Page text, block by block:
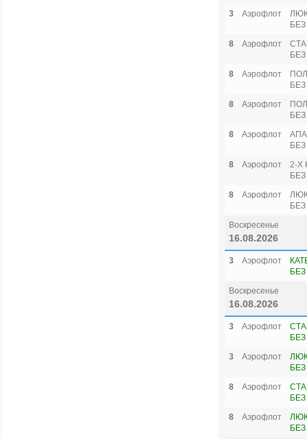
3
Аэрофлот
8
Аэрофлот
8
Аэрофлот
8
Аэрофлот
8
Аэрофлот
8
Аэрофлот
2-Х
8
Аэрофлот
Воскресенье
16.08.2026
3 Аэрофлот
Воскресенье
16.08.2026
3 Аэрофлот
3
Аэрофлот
8
Аэрофлот
8
Аэрофлот